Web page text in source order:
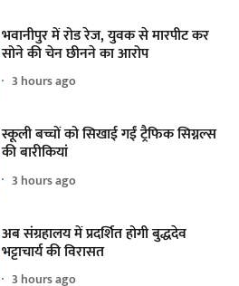
भवानीपुर में रोड रेज, युवक से मारपीट कर
सोने की चेन छीनने का आरोप
3 hours ago
स्कूली बच्चों को सिखाई गईं ट्रैफिक सिग्नल्स
की बारीकियां
3 hours ago
अब संग्रहालय में प्रदर्शित होगी बुद्धदेव
भट्टाचार्य की विरासत
3 hours ago